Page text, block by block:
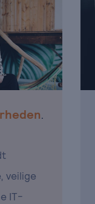
.
veilige
IT-